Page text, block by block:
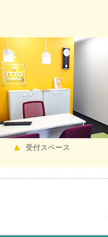
受付スペース